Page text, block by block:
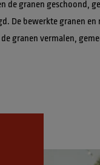
de granen geschoond,
De bewerkte granen
granen vermalen,